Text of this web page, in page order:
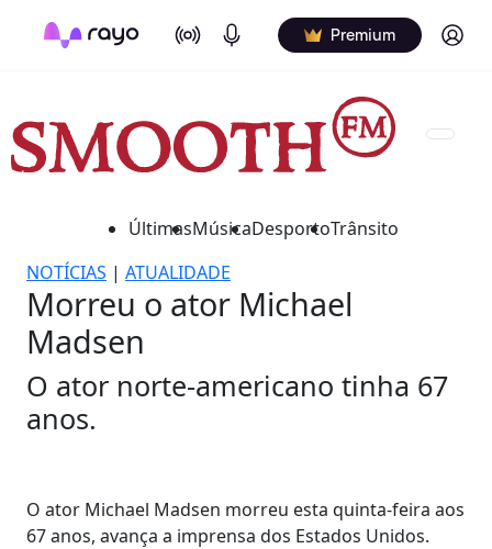
On Air Podcasts Premium Log in
ÚltimasMúsicaDesportoTrânsito
NOTÍCIAS | ATUALIDADE
Morreu o ator Michael
Madsen
O ator norte-americano tinha 67
anos.
O ator Michael Madsen morreu esta quinta-feira aos
67 anos, avança a imprensa dos Estados Unidos.